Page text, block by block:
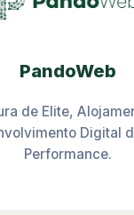
PandoWeb
de Elite,
Digital
Performance.